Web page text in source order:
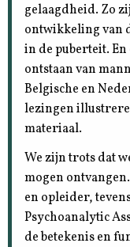
gelaagdheid. Zo
ontwikkeling van
in de puberteit.
ontstaan van
Belgische en
lezingen
materiaal.
We zijn trots dat
mogen
en opleider,
Psychoanalytic
de betekenis en